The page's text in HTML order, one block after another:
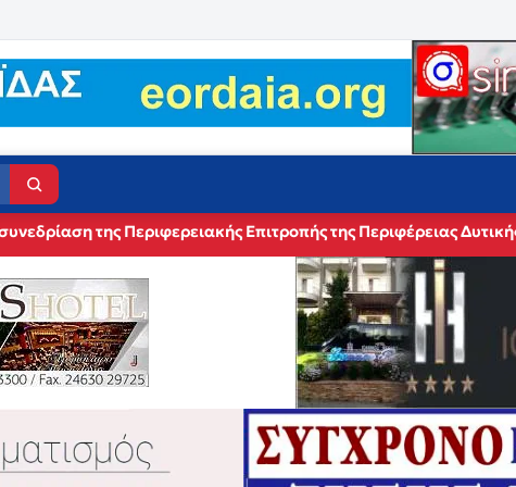
Τσοτυλίου την Κυριακή 16 Αυγούστου 2026